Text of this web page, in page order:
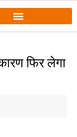
फिर लेगा